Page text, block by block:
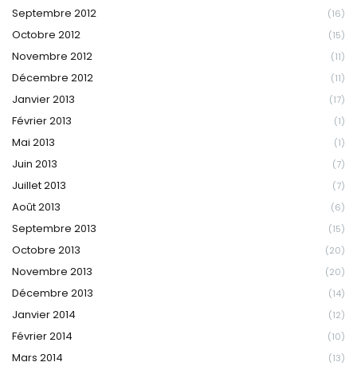
Septembre 2012 (16)
Octobre 2012 (15)
Novembre 2012 (11)
Décembre 2012 (11)
Janvier 2013 (17)
Février 2013 (1)
Mai 2013 (1)
Juin 2013 (7)
Juillet 2013 (7)
Août 2013 (6)
Septembre 2013 (15)
Octobre 2013 (20)
Novembre 2013 (20)
Décembre 2013 (14)
Janvier 2014 (12)
Février 2014 (10)
Mars 2014 (13)